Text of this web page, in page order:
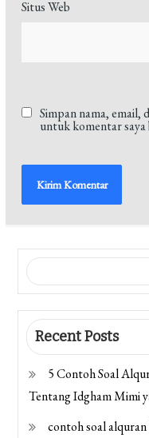
Situs Web
Simpan nama, email,
untuk komentar
Recent Posts
5 Contoh Soal
Tentang Idgham Mimi
contoh soal